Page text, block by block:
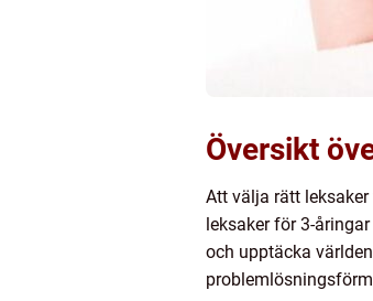
Översikt
Att välja rätt
leksaker för 3-
och upptäcka